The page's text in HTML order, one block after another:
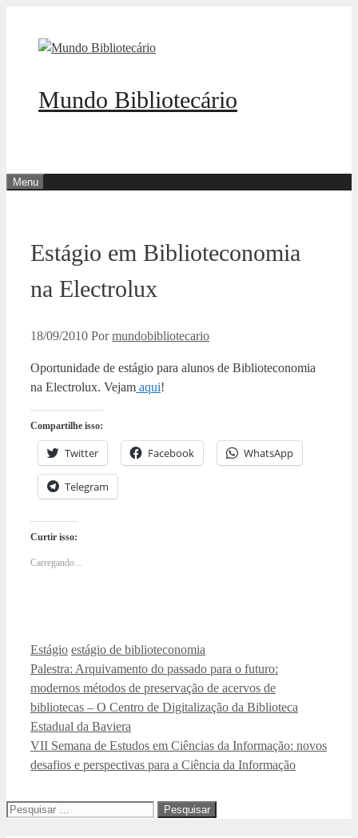
Mundo Bibliotecário
Menu
Estágio em Biblioteconomia
na Electrolux
18/09/2010 Pormundobibliotecario
Oportunidade de estágio para alunos de Biblioteconomia
na Electrolux. Vejam aqui!
Compartilhe isso:
Twitter Facebook WhatsApp
Telegram
Curtir isso:
Carregando...
Categorias
Estágio Tags
estágio de biblioteconomia
Palestra: Arquivamento do passado para o futuro:
modernos métodos de preservação de acervos de
bibliotecas – O Centro de Digitalização da Biblioteca
Estadual da Baviera
VII Semana de Estudos em Ciências da Informação: novos
desafios e perspectivas para a Ciência da Informação
Pesquisar